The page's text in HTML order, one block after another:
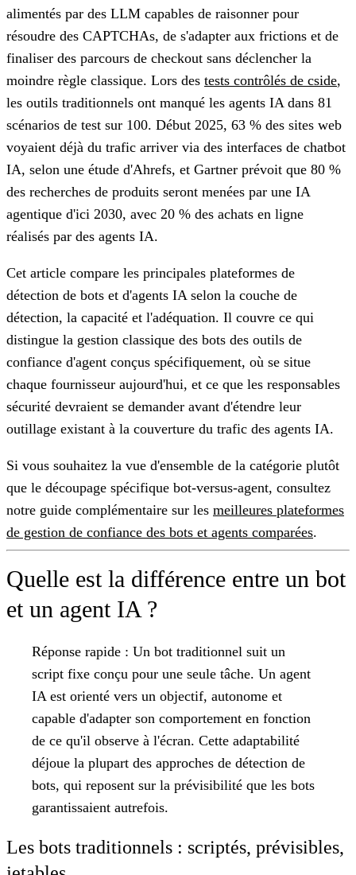
alimentés par des LLM capables de raisonner pour
résoudre des CAPTCHAs, de s'adapter aux frictions et de
finaliser des parcours de checkout sans déclencher la
moindre règle classique. Lors des tests contrôlés de cside,
les outils traditionnels ont manqué les agents IA dans 81
scénarios de test sur 100. Début 2025, 63 % des sites web
voyaient déjà du trafic arriver via des interfaces de chatbot
IA, selon une étude d'Ahrefs, et Gartner prévoit que 80 %
des recherches de produits seront menées par une IA
agentique d'ici 2030, avec 20 % des achats en ligne
réalisés par des agents IA.
Cet article compare les principales plateformes de
détection de bots et d'agents IA selon la couche de
détection, la capacité et l'adéquation. Il couvre ce qui
distingue la gestion classique des bots des outils de
confiance d'agent conçus spécifiquement, où se situe
chaque fournisseur aujourd'hui, et ce que les responsables
sécurité devraient se demander avant d'étendre leur
outillage existant à la couverture du trafic des agents IA.
Si vous souhaitez la vue d'ensemble de la catégorie plutôt
que le découpage spécifique bot-versus-agent, consultez
notre guide complémentaire sur les meilleures plateformes
de gestion de confiance des bots et agents comparées.
Quelle est la différence entre un bot
et un agent IA ?
Réponse rapide : Un bot traditionnel suit un
script fixe conçu pour une seule tâche. Un agent
IA est orienté vers un objectif, autonome et
capable d'adapter son comportement en fonction
de ce qu'il observe à l'écran. Cette adaptabilité
déjoue la plupart des approches de détection de
bots, qui reposent sur la prévisibilité que les bots
garantissaient autrefois.
Les bots traditionnels : scriptés, prévisibles,